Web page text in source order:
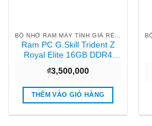
Ram PC G.Skill Trident Z
Royal Elite 16GB DDR4
Đẳng Cấp
₫3,500,000
THÊM VÀO GIỎ HÀNG